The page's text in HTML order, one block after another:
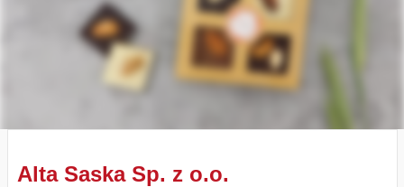
Alta Saska Sp. z o.o.